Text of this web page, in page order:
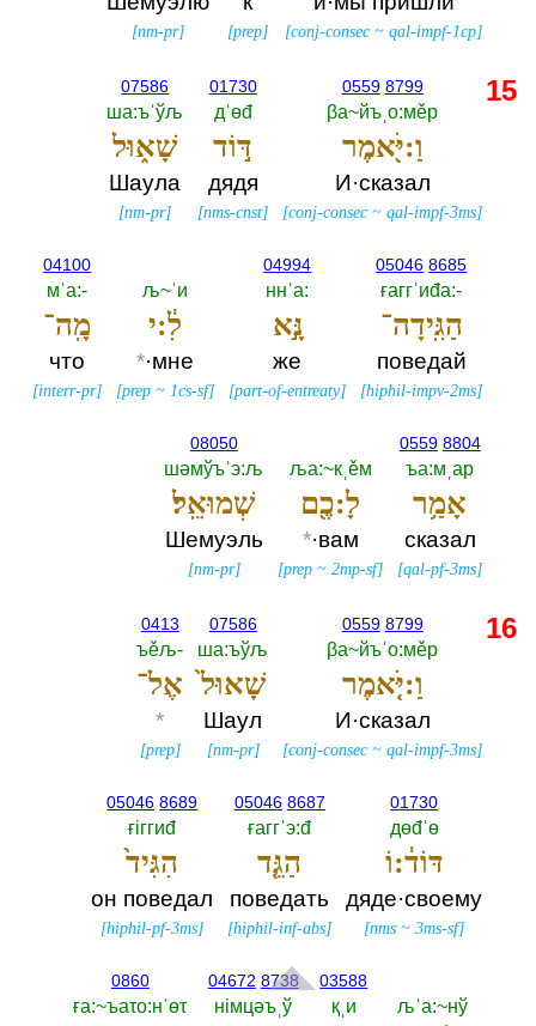
[conj-consec ~qal-impf-1cp]
[prep]
[nm-pr]
0559 8799
βа~йъˌо:мěр
וַ:יֹּ֖אמֶר
И·сказал
[conj-consec ~qal-impf-3ms]
01730
дˈөđ
דּ֣וֹד
дядя
[nms-cnst]
07586
ша:ъˈўљ
שָׁא֑וּל
Шаула
[nm-pr]
05046 8685
ғаггˈиđа:-‎
הַגִּֽידָה־
поведай
[hiphil-impv-2ms]
04994
ннˈа:‎
נָּ֣א
же
[part-of-entreaty]
љ~ˈи
לִ֔:י
*·мне
[prep ~1cs-sf]
04100
мˈа:-‎
מָֽה־
что
[interr-pr]
0559 8804
ъа:мˌар
אָמַ֥ר
сказал
[qal-pf-3ms]
ља:~кˌěм
לָ:כֶ֖ם
*·вам
[prep ~2mp-sf]
08050
шәмўъˈэ:љ
שְׁמוּאֵֽל׃
Шемуэль
[nm-pr]
15
0559 8799
βа~йъˈо:мěр
וַ:יֹּ֤אמֶר
И·сказал
[conj-consec ~qal-impf-3ms]
07586
ша:ъўљ
שָׁאוּל֙
Шаул
[nm-pr]
0413
ъěљ-‎
אֶל־
*
[prep]
01730
дөđˈө
דּוֹד֔:וֹ
дяде·своему
[nms ~3ms-sf]
05046 8687
ғаггˈэ:đ
הַגֵּ֤ד
поведать
[hiphil-inf-abs]
05046 8689
ғiггиđ
הִגִּיד֙
он поведал
[hiphil-pf-3ms]
љˈа:~нў
03588
қˌи
04672 8738
нiмцәъˌў
0860
ға:~ъаτо:нˈөτ
16